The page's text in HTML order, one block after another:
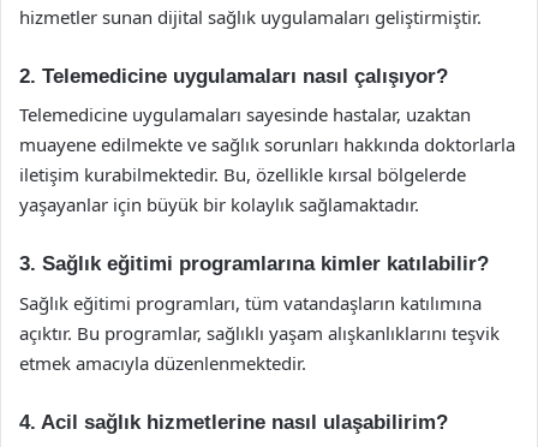
hizmetler sunan dijital sağlık uygulamaları geliştirmiştir.
2. Telemedicine uygulamaları nasıl çalışıyor?
Telemedicine uygulamaları sayesinde hastalar, uzaktan
muayene edilmekte ve sağlık sorunları hakkında doktorlarla
iletişim kurabilmektedir. Bu, özellikle kırsal bölgelerde
yaşayanlar için büyük bir kolaylık sağlamaktadır.
3. Sağlık eğitimi programlarına kimler katılabilir?
Sağlık eğitimi programları, tüm vatandaşların katılımına
açıktır. Bu programlar, sağlıklı yaşam alışkanlıklarını teşvik
etmek amacıyla düzenlenmektedir.
4. Acil sağlık hizmetlerine nasıl ulaşabilirim?